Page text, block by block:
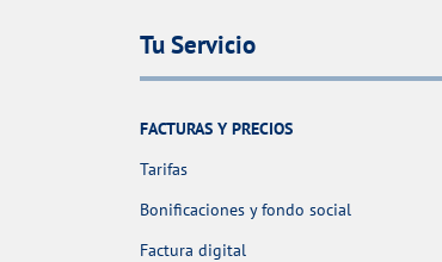
Tu Servicio
FACTURAS Y PRECIOS
Tarifas
Bonificaciones y fondo social
Factura digital